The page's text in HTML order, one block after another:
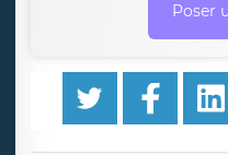
Poser